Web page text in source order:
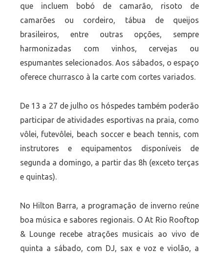
que incluem bobó de camarão, risoto de
camarões ou cordeiro, tábua de queijos
brasileiros, entre outras opções, sempre
harmonizadas com vinhos, cervejas ou
espumantes selecionados. Aos sábados, o espaço
oferece churrasco à la carte com cortes variados.
De 13 a 27 de julho os hóspedes também poderão
participar de atividades esportivas na praia, como
vôlei, futevôlei, beach soccer e beach tennis, com
instrutores e equipamentos disponíveis de
segunda a domingo, a partir das 8h (exceto terças
e quintas).
No Hilton Barra, a programação de inverno reúne
boa música e sabores regionais. O At Rio Rooftop
& Lounge recebe atrações musicais ao vivo de
quinta a sábado, com DJ, sax e voz e violão, a